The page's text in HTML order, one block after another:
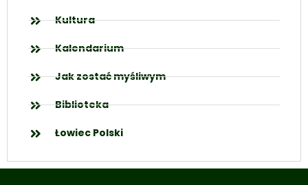
Kultura
Kalendarium
Jak zostać myśliwym
Biblioteka
Łowiec Polski